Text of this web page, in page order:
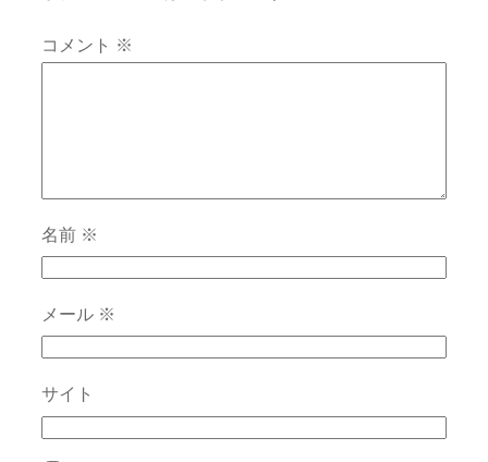
コメント ※
名前 ※
メール ※
サイト